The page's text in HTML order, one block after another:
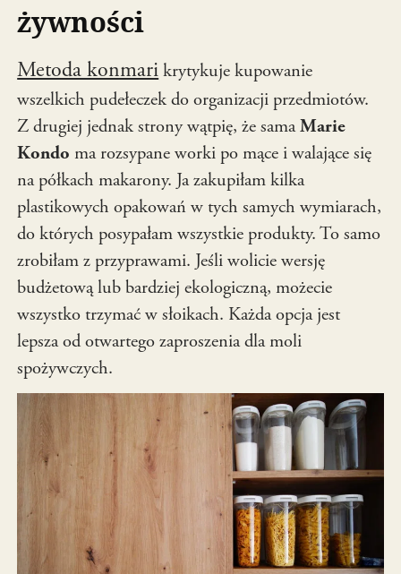
żywności
Metoda konmarikrytykuje kupowanie
wszelkich pudełeczek do organizacji przedmiotów.
Z drugiej jednak strony wątpię, że samaMarie
Kondo ma rozsypane worki po mące i walające się
na półkach makarony. Ja zakupiłam kilka
plastikowych opakowań w tych samych wymiarach,
do których posypałam wszystkie produkty. To samo
zrobiłam z przyprawami. Jeśli wolicie wersję
budżetową lub bardziej ekologiczną, możecie
wszystko trzymać w słoikach. Każda opcja jest
lepsza od otwartego zaproszenia dla moli
spożywczych.